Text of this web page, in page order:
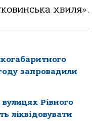
хвиля».
запровадили
Рівного
ліквідовувати